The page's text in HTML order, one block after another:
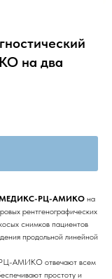
на два
РЦ-АМИКО на
рентгенографических
снимков пациентов
продольной линейной
РЦ-АМИКО отвечают всем
простоту и